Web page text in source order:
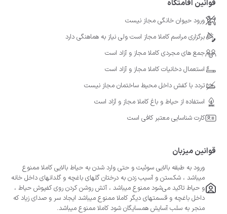
قوانین اقامتگاه
ورود حیوان خانگی مجاز نیست
برگزاری مراسم کاملا مجاز است ولی نیاز به هماهنگی دارد
جمع های مجردی کاملا مجاز و آزاد است
استعمال دخانیات کاملا مجاز و آزاد است
تردد با کفش داخل محیط ساختمان مجاز نیست
استفاده از حیاط و باغ کاملا مجاز و آزاد است
کارت شناسایی معتبر کافی است
قوانین میزبان
ورود به طبقه بالایی سوئیت و حتی وارد شدن به حیاط بالایی کاملا ممنوع
میباشد ، شکستن و آسیب زدن به درختان گلهای باغچه و گلدانهای داخل خانه
و حیاط تاکید می‌شود ممنوع میباشد ، آتش روشن کردن روی کفپوش حیاط ،
داخل باغچه و قسمتهای دیگر کاملا ممنوع میباشد ایجاد سر و صدای زیاد که
منجر به سلب آسایش همسایگان شود کاملا ممنوع میباشد.